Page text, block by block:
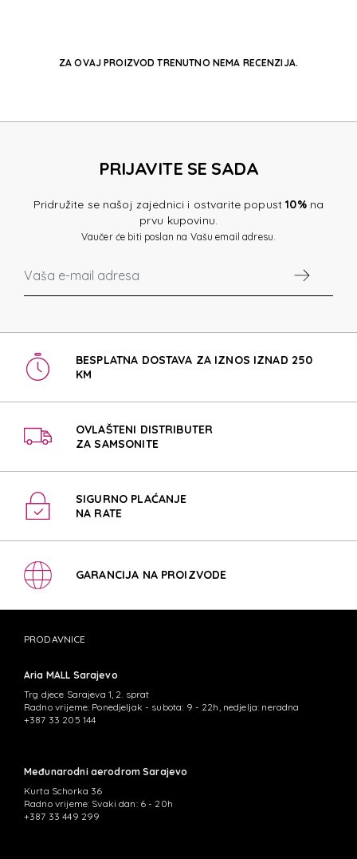
ZA OVAJ PROIZVOD TRENUTNO NEMA RECENZIJA.
PRIJAVITE SE SADA
Pridružite se našoj zajednici i ostvarite popust10%na
prvu kupovinu.
Vaučer će biti poslan na Vašu email adresu.
BESPLATNA DOSTAVA ZA IZNOS IZNAD 250
KM
OVLAŠTENI DISTRIBUTER
ZA SAMSONITE
SIGURNO PLAĆANJE
NA RATE
GARANCIJA NA PROIZVODE
PRODAVNICE
Aria MALL Sarajevo
Trg djece Sarajeva 1, 2. sprat
Radno vrijeme: Ponedjeljak - subota: 9 - 22h, nedjelja: neradna
+387 33 205 144
Međunarodni aerodrom Sarajevo
Kurta Schorka 36
Radno vrijeme: Svaki dan: 6 - 20h
+387 33 449 299